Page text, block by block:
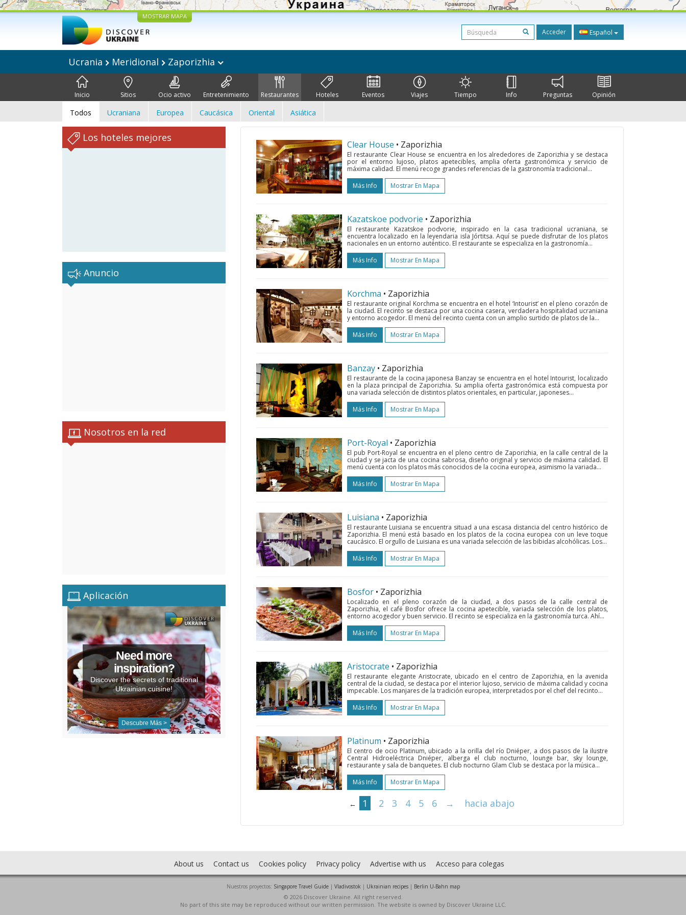
MOSTRAR MAPA
Acceder Español
Ucrania Meridional Zaporizhia
Inicio Sitios Ocio activo Entretenimiento Restaurantes Hoteles Eventos Viajes Tiempo Info Preguntas Opinión
Todos Ucraniana Europea Caucásica Oriental Asiática
Los hoteles mejores
Anuncio
Nosotros en la red
Aplicación
Need more
inspiration?
Discover the secrets of traditional
Ukrainian cuisine!
Descubre Más >
Clear House • Zaporizhia
El restaurante Clear House se encuentra en los alrededores de Zaporizhia y se destaca
por el entorno lujoso, platos apetecibles, amplia oferta gastronómica y servicio de
máxima calidad. El menú recoge grandes referencias de la gastronomía tradicional...
Más Info
Mostrar En Mapa
Kazatskoe podvorie • Zaporizhia
El restaurante Kazatskoe podvorie, inspirado en la casa tradicional ucraniana, se
encuentra localizado en la leyendaria isla Jórtitsa. Aquí se puede disfrutar de los platos
nacionales en un entorno auténtico. El restaurante se especializa en la gastronomía...
Más Info
Mostrar En Mapa
Korchma • Zaporizhia
El restaurante original Korchma se encuentra en el hotel ‘Intourist’ en el pleno corazón de
la ciudad. El recinto se destaca por una cocina casera, verdadera hospitalidad ucraniana
y entorno acogedor. El menú del recinto cuenta con un amplio surtido de platos de la...
Más Info
Mostrar En Mapa
Banzay • Zaporizhia
El restaurante de la cocina japonesa Banzay se encuentra en el hotel Intourist, localizado
en la plaza principal de Zaporizhia. Su amplia oferta gastronómica está compuesta por
una variada selección de distintos platos orientales, en particular, japoneses...
Más Info
Mostrar En Mapa
Port-Royal • Zaporizhia
El pub Port-Royal se encuentra en el pleno centro de Zaporizhia, en la calle central de la
ciudad y se jacta de una cocina sabrosa, diseño original y servicio de máxima calidad. El
menú cuenta con los platos más conocidos de la cocina europea, asimismo la variada...
Más Info
Mostrar En Mapa
Luisiana • Zaporizhia
El restaurante Luisiana se encuentra situad a una escasa distancia del centro histórico de
Zaporizhia. El menú está basado en los platos de la cocina europea con un leve toque
caucásico. El orgullo de Luisiana es una variada selección de las bibidas alcohólicas. Los...
Más Info
Mostrar En Mapa
Bosfor • Zaporizhia
Localizado en el pleno corazón de la ciudad, a dos pasos de la calle central de
Zaporizhia, el café Bosfor ofrece la cocina apetecible, variada selección de los platos,
entorno acogedor y buen servicio. El recinto se especializa en la gastronomía turca. Ahí...
Más Info
Mostrar En Mapa
Aristocrate • Zaporizhia
El restaurante elegante Aristocrate, ubicado en el centro de Zaporizhia, en la avenida
central de la ciudad, se destaca por el interior lujoso, servicio de máxima calidad y cocina
impecable. Los manjares de la tradición europea, interpretados por el chef del recinto...
Más Info
Mostrar En Mapa
Platinum • Zaporizhia
El centro de ocio Platinum, ubicado a la orilla del río Dniéper, a dos pasos de la ilustre
Central Hidroeléctrica Dniéper, alberga el club nocturno, lounge bar, sky lounge,
restaurante y sala de banquetes. El club nocturno Glam Club se destaca por la música...
Más Info
Mostrar En Mapa
← 1 2 3 4 5 6 → hacia abajo
About us Contact us Cookies policy Privacy policy Advertise with us Acceso para colegas
Nuestros proyectos: Singapore Travel Guide| Vladivostok | Ukrainian recipes| Berlin U-Bahn map
© 2026 Discover Ukraine. All right reserved.
No part of this site may be reproduced without our written permission. The website is owned by Discover Ukraine LLC.